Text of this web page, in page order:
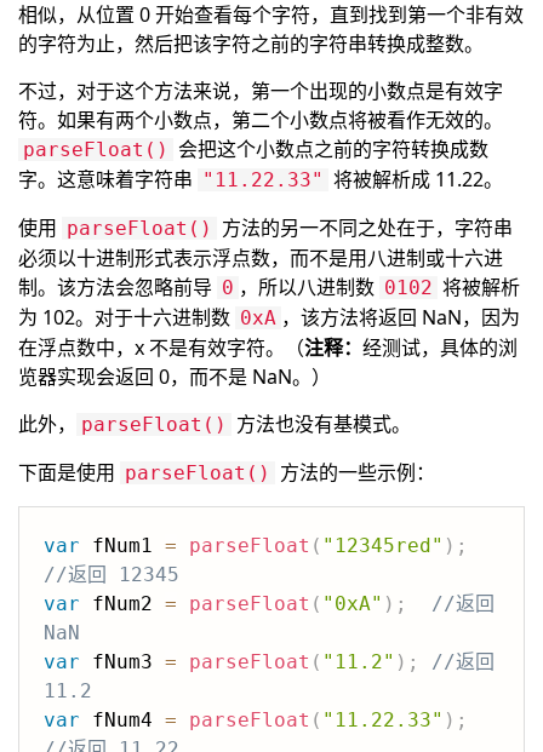
相似，从位置 0 开始查看每个字符，直到找到第一个非有效
的字符为止，然后把该字符之前的字符串转换成整数。
不过，对于这个方法来说，第一个出现的小数点是有效字
符。如果有两个小数点，第二个小数点将被看作无效的。
parseFloat()
会把这个小数点之前的字符转换成数
字。这意味着字符串 "11.22.33" 将被解析成 11.22。
使用 parseFloat()
方法的另一不同之处在于，字符串
必须以十进制形式表示浮点数，而不是用八进制或十六进
制。该方法会忽略前导 0 ，所以八进制数 0102 将被解析
为 102。对于十六进制数 0xA ，该方法将返回 NaN，因为
在浮点数中，x 不是有效字符。（注释： 经测试，具体的浏
览器实现会返回 0，而不是 NaN。）
此外，
parseFloat()
方法也没有基模式。
下面是使用 parseFloat() 方法的一些示例：
var fNum1 = parseFloat ( "12345red" ) ;
//返回 12345
var fNum2 = parseFloat ( "0xA" ) ;
//返回
NaN
var fNum3 = parseFloat ( "11.2" ) ;
//返回
11.2
var fNum4 = parseFloat ( "11.22.33" ) ;